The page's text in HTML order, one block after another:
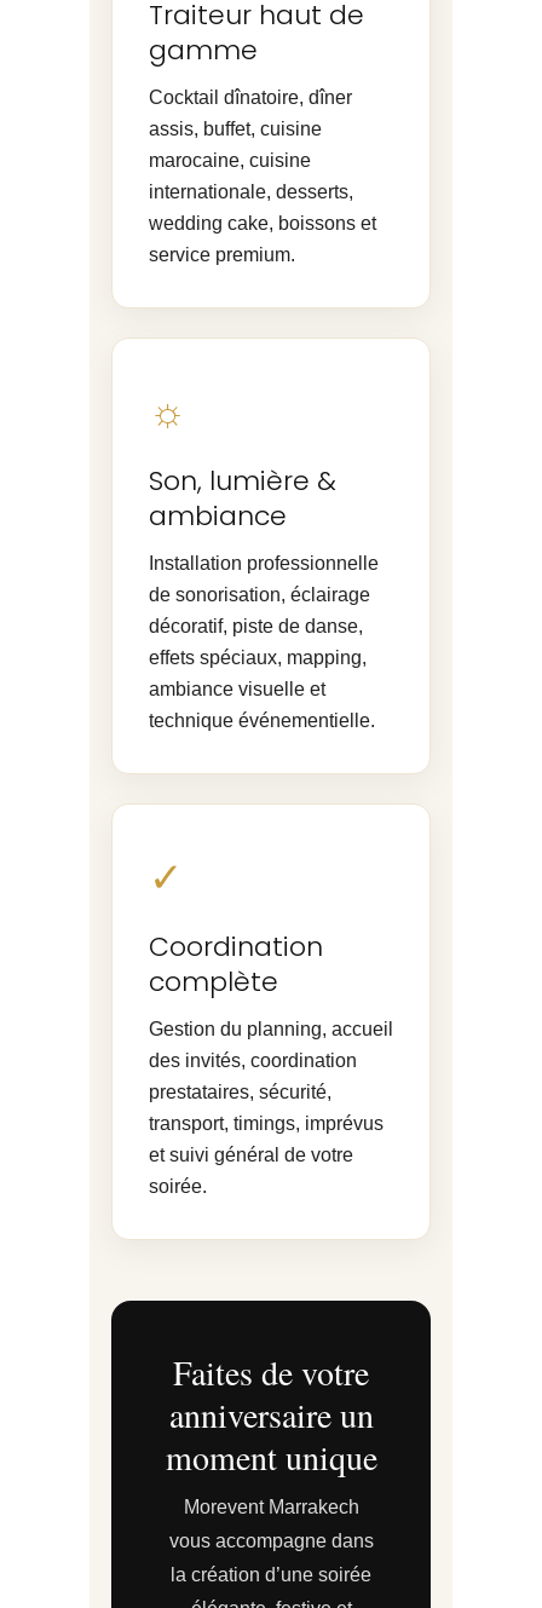
Traiteur haut de
gamme
Cocktail dînatoire, dîner
assis, buffet, cuisine
marocaine, cuisine
internationale, desserts,
wedding cake, boissons et
service premium.
☼
Son, lumière &
ambiance
Installation professionnelle
de sonorisation, éclairage
décoratif, piste de danse,
effets spéciaux, mapping,
ambiance visuelle et
technique événementielle.
✓
Coordination
complète
Gestion du planning, accueil
des invités, coordination
prestataires, sécurité,
transport, timings, imprévus
et suivi général de votre
soirée.
Faites de votre
anniversaire un
moment unique
Morevent Marrakech
vous accompagne dans
la création d’une soirée